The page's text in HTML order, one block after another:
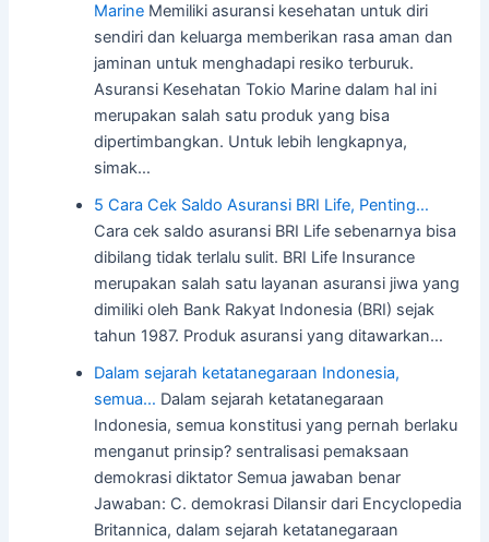
Marine Memiliki asuransi kesehatan untuk diri
sendiri dan keluarga memberikan rasa aman dan
jaminan untuk menghadapi resiko terburuk.
Asuransi Kesehatan Tokio Marine dalam hal ini
merupakan salah satu produk yang bisa
dipertimbangkan. Untuk lebih lengkapnya,
simak…
5 Cara Cek Saldo Asuransi BRI Life, Penting…
Cara cek saldo asuransi BRI Life sebenarnya bisa
dibilang tidak terlalu sulit. BRI Life Insurance
merupakan salah satu layanan asuransi jiwa yang
dimiliki oleh Bank Rakyat Indonesia (BRI) sejak
tahun 1987. Produk asuransi yang ditawarkan…
Dalam sejarah ketatanegaraan Indonesia,
semua… Dalam sejarah ketatanegaraan
Indonesia, semua konstitusi yang pernah berlaku
menganut prinsip? sentralisasi pemaksaan
demokrasi diktator Semua jawaban benar
Jawaban: C. demokrasi Dilansir dari Encyclopedia
Britannica, dalam sejarah ketatanegaraan